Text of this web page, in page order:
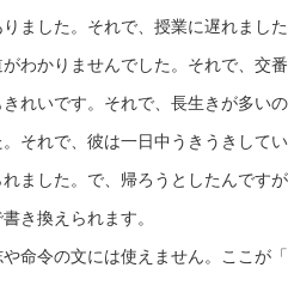
。それで、授業に遅れました
ませんでした。それで、交番
す。それで、長生きが多いの
、彼は一日中うきうきしてい
た。で、帰ろうとしたんですが
き換えられます。
や命令の文には使えません。ここが